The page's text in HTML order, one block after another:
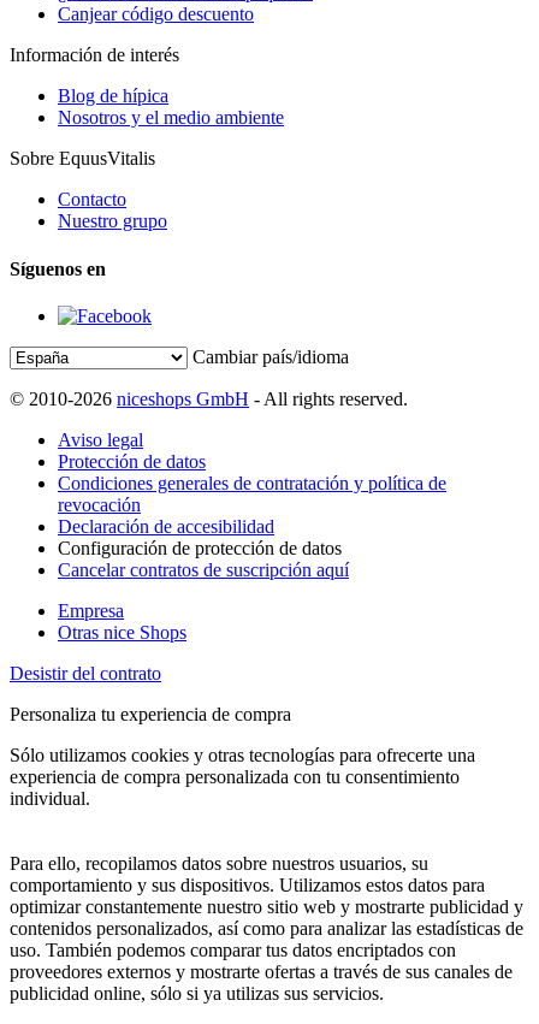
Canjear código descuento
Información de interés
Blog de hípica
Nosotros y el medio ambiente
Sobre EquusVitalis
Contacto
Nuestro grupo
Síguenos en
Cambiar país/idioma
© 2010-2026 niceshops GmbH - All rights reserved.
Aviso legal
Protección de datos
Condiciones generales de contratación y política de
revocación
Declaración de accesibilidad
Configuración de protección de datos
Cancelar contratos de suscripción aquí
Empresa
Otras nice Shops
Desistir del contrato
Personaliza tu experiencia de compra
Sólo utilizamos cookies y otras tecnologías para ofrecerte una
experiencia de compra personalizada con tu consentimiento
individual.
Para ello, recopilamos datos sobre nuestros usuarios, su
comportamiento y sus dispositivos. Utilizamos estos datos para
optimizar constantemente nuestro sitio web y mostrarte publicidad y
contenidos personalizados, así como para analizar las estadísticas de
uso. También podemos comparar tus datos encriptados con
proveedores externos y mostrarte ofertas a través de sus canales de
publicidad online, sólo si ya utilizas sus servicios.